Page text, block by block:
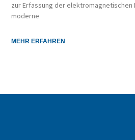
zur Erfassung der elektromagnetischen
moderne
MEHR ERFAHREN